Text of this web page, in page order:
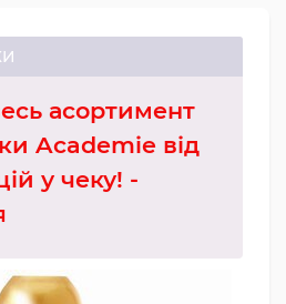
асортимент
Academie від
у чеку! -